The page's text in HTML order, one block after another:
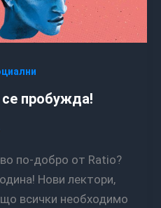
пробужда!
Нови лектори,
всички необходимо